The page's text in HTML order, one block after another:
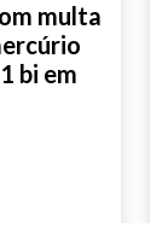
multa
bi em